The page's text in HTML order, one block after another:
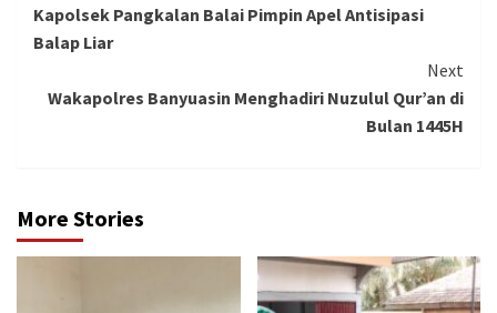
Reading
Kapolsek Pangkalan Balai Pimpin Apel Antisipasi
Balap Liar
Next
Wakapolres Banyuasin Menghadiri Nuzulul Qur’an di
Bulan 1445H
More Stories